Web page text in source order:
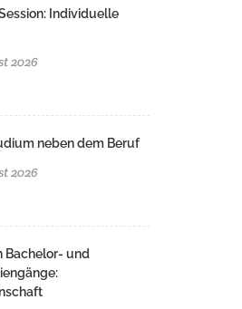
Individuelle
2026
neben dem Beruf
2026
Bachelor- und